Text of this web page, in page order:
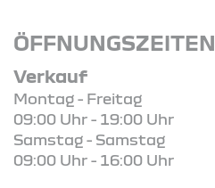
ÖFFNUNGSZEITEN
Verkauf
Montag - Freitag
09:00 Uhr - 19:00 Uhr
Samstag - Samstag
09:00 Uhr - 16:00 Uhr